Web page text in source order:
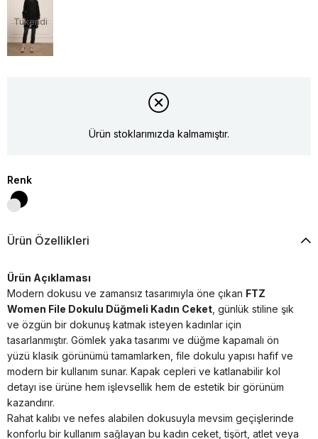
Tükendi
Ürün stoklarımızda kalmamıştır.
Renk
Ürün Özellikleri
Ürün Açıklaması
Modern dokusu ve zamansız tasarımıyla öne çıkan FTZ
Women File Dokulu Düğmeli Kadın Ceket , günlük stiline şık
ve özgün bir dokunuş katmak isteyen kadınlar için
tasarlanmıştır. Gömlek yaka tasarımı ve düğme kapamalı ön
yüzü klasik görünümü tamamlarken, file dokulu yapısı hafif ve
modern bir kullanım sunar. Kapak cepleri ve katlanabilir kol
detayı ise ürüne hem işlevsellik hem de estetik bir görünüm
kazandırır.
Rahat kalıbı ve nefes alabilen dokusuyla mevsim geçişlerinde
konforlu bir kullanım sağlayan bu kadın ceket, tişört, atlet veya